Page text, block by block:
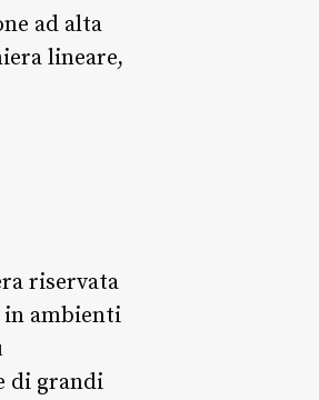
ad alta
lineare,
riservata
in ambienti
di grandi